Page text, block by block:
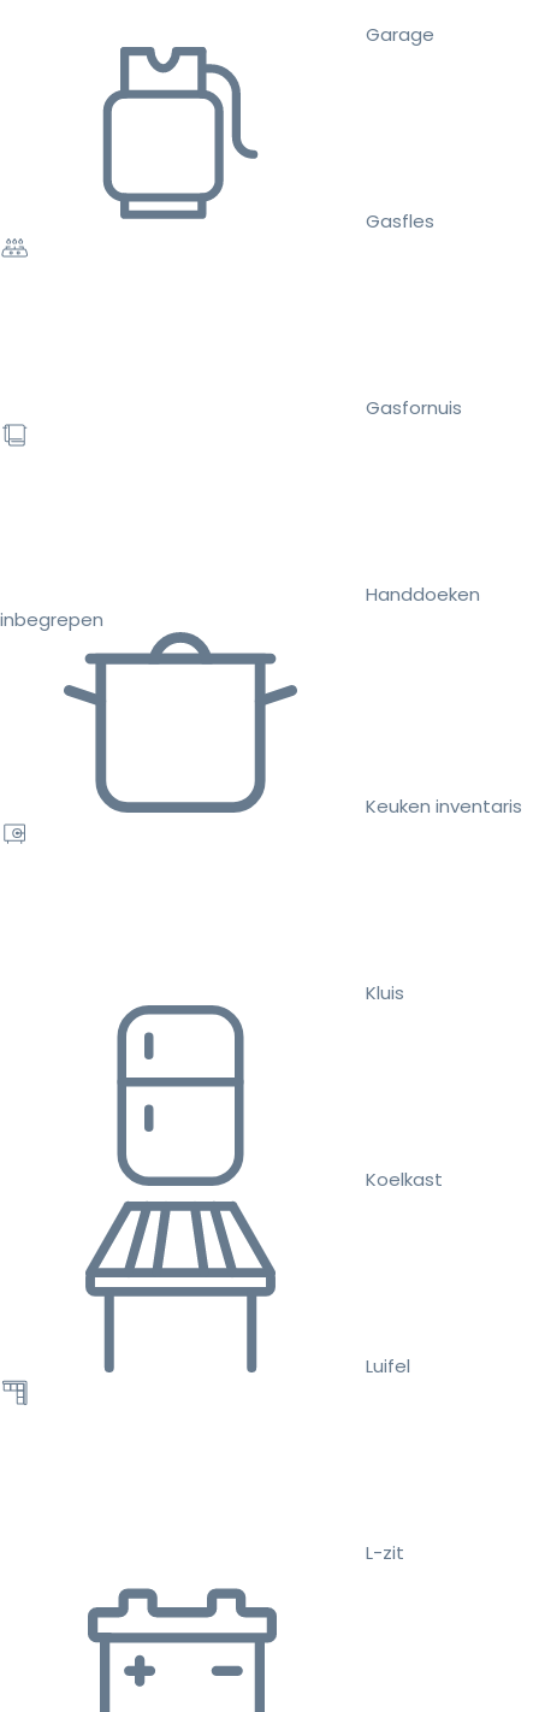
Garage
Gasfles
Gasfornuis
Handdoeken
inbegrepen
Keuken inventaris
Kluis
Koelkast
Luifel
L-zit